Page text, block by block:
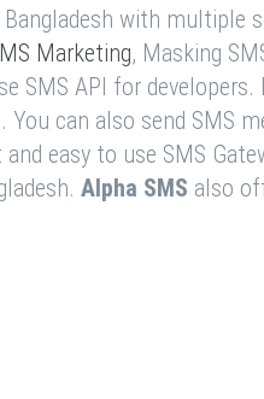
Bangladesh with multiple
Marketing, Masking
SMS API for developers.
can also send SMS
easy to use SMS
Alpha SMS also